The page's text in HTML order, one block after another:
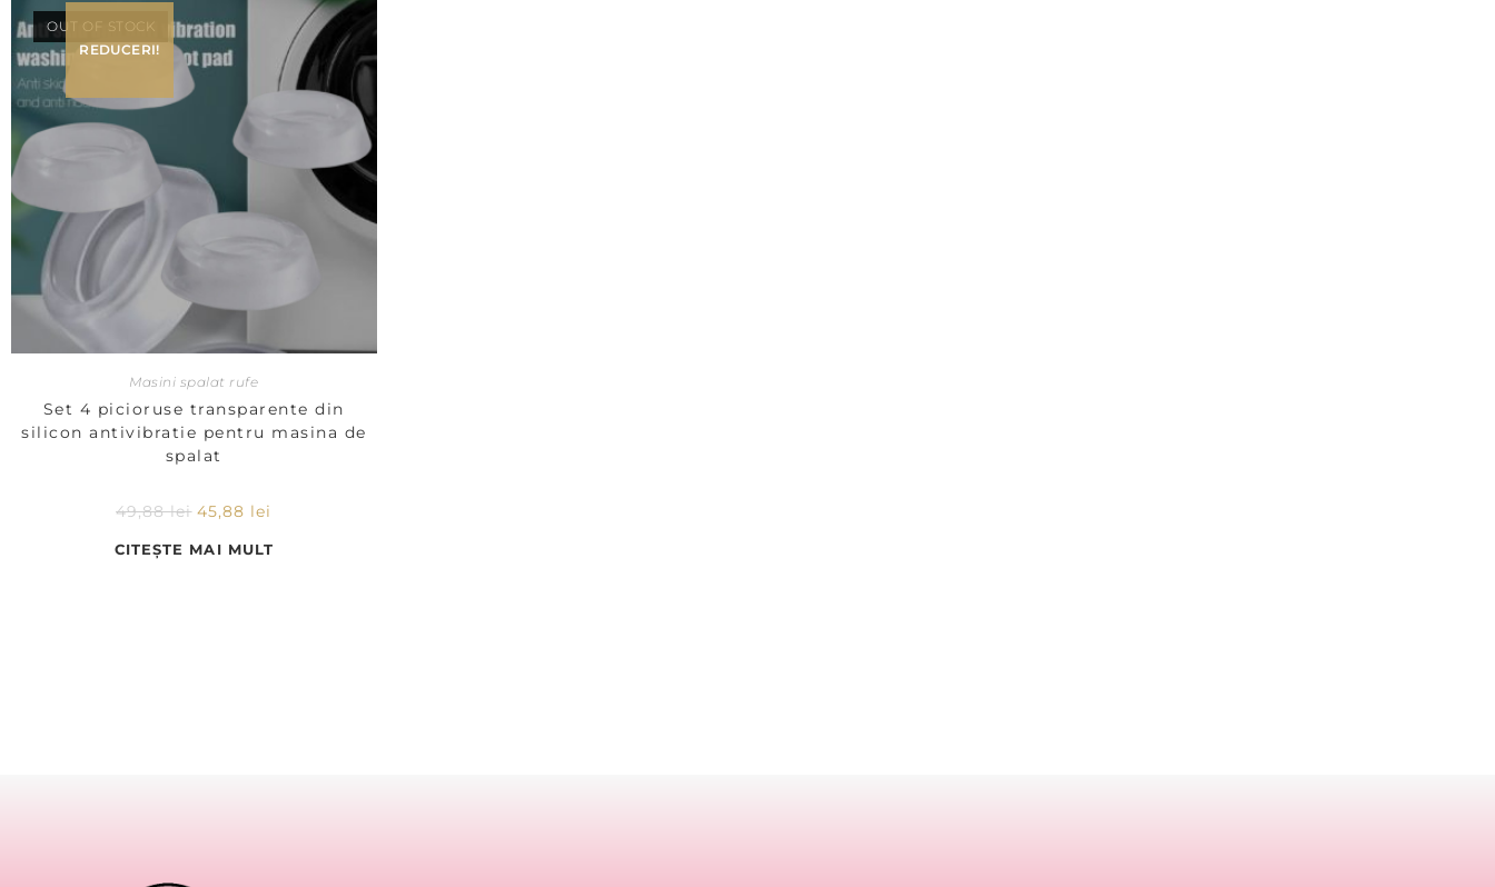
OUT OF STOCK
REDUCERI!
Masini spalat rufe
Set 4 picioruse transparente din
silicon antivibratie pentru masina de
spalat
49,88lei 45,88 lei
CITEȘTE MAI MULT